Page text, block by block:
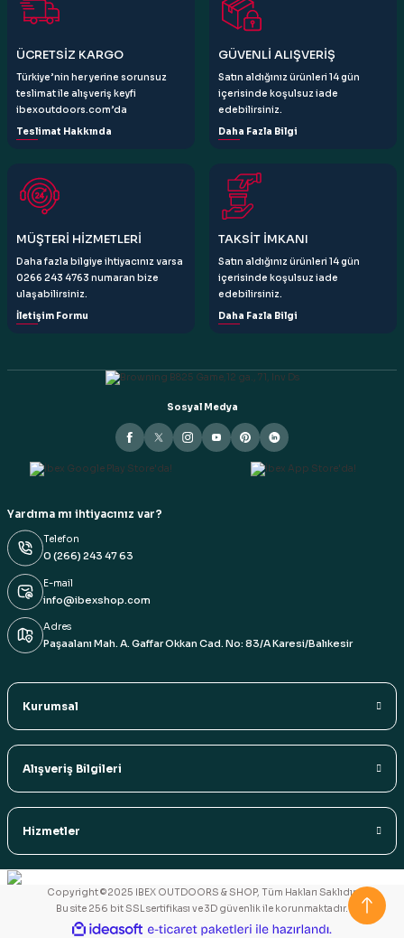
Ürün açıklamasında eksik bilgiler bulunuyor.
Bu ürüne benzer farklı alternatifler olmalı.
Gönder
ÜCRETSİZ KARGO
Türkiye’nin her yerine sorunsuz
teslimat ile alışveriş keyfi
ibexoutdoors.com’da
Teslimat Hakkında
GÜVENLİ ALIŞVERİŞ
Satın aldığınız ürünleri 14 gün
içerisinde koşulsuz iade
edebilirsiniz.
Daha Fazla Bilgi
MÜŞTERİ HİZMETLERİ
Daha fazla bilgiye ihtiyacınız varsa
0266 243 4763 numaran bize
ulaşabilirsiniz.
İletişim Formu
TAKSİT İMKANI
Satın aldığınız ürünleri 14 gün
içerisinde koşulsuz iade
edebilirsiniz.
Daha Fazla Bilgi
Sosyal Medya
Yardıma mı ihtiyacınız var?
Telefon
0 (266) 243 47 63
E-mail
info@ibexshop.com
Adres
Paşaalanı Mah. A. Gaffar Okkan Cad. No: 83/A Karesi/Balıkesir
Kurumsal
Alışveriş Bilgileri
Hizmetler
Copyright ©2025 IBEX OUTDOORS & SHOP, Tüm Hakları Saklıdır.
Bu site 256 bit SSL sertifikası ve 3D güvenlik ile korunmaktadır.
ideasoft e-